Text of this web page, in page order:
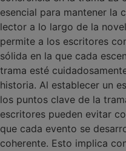
esencial para mantener la
lector a lo largo de la
permite a los escritores
sólida en la que cada
trama esté
historia. Al establecer un
los puntos clave de la
escritores pueden evitar
que cada evento se
coherente. Esto implica